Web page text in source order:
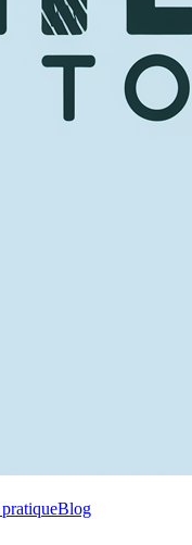
Blog